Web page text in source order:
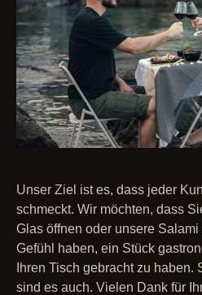
Unser Ziel ist es, dass jeder
schmeckt. Wir möchten, dass
Glas öffnen oder unsere
Gefühl haben, ein Stück
Ihren Tisch gebracht zu
sind es auch. Vielen Dank für